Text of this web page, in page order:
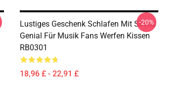
Lustiges Geschenk Schlafen Mit Sirens
Genial Für Musik Fans Werfen Kissen
RB0301
18,96 £ - 22,91 £
-20%